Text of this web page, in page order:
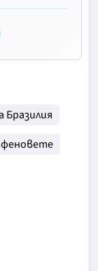
Бразилия
феновете